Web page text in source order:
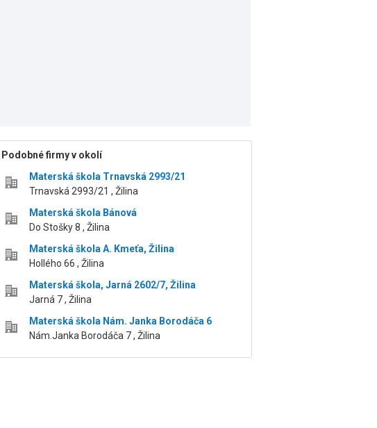
Podobné firmy v okolí
Materská škola Trnavská 2993/21
Trnavská 2993/21 , Žilina
Materská škola Bánová
Do Stošky 8 , Žilina
Materská škola A. Kmeťa, Žilina
Hollého 66 , Žilina
Materská škola, Jarná 2602/7, Žilina
Jarná 7 , Žilina
Materská škola Nám. Janka Borodáča 6
Nám.Janka Borodáča 7 , Žilina